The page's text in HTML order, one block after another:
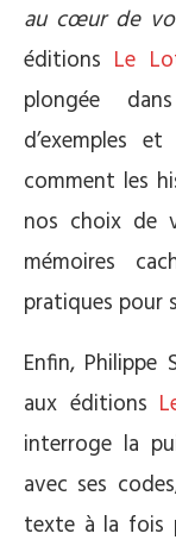
au cœur de
éditions Le
plongée
d’exemples
comment les
nos choix de
mémoires
pratiques pour
Enfin, Philippe
aux éditions
interroge la
avec ses
texte à la fois